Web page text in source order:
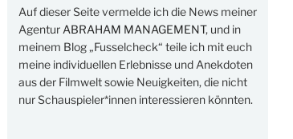
Auf dieser Seite vermelde ich die News meiner
Agentur ABRAHAM MANAGEMENT, und in
meinem Blog „Fusselcheck“ teile ich mit euch
meine individuellen Erlebnisse und Anekdoten
aus der Filmwelt sowie Neuigkeiten, die nicht
nur Schauspieler*innen interessieren könnten.